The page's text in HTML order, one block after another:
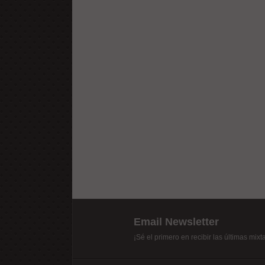
Email Newsletter
¡Sé el primero en recibir las últimas